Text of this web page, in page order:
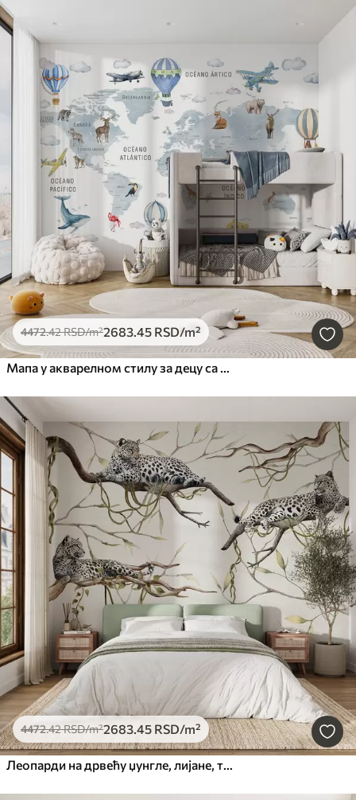
4472.42RSD/m²2683.45 RSD/m²
Мапа у акварелном стилу за децу са животињама и балонима на врући ваздух. Шпански језик. Плава боја.
4472.42RSD/m²2683.45 RSD/m²
Леопарди на дрвећу џунгле, лијане, тропске, дивље животиње, пастелна палета боја